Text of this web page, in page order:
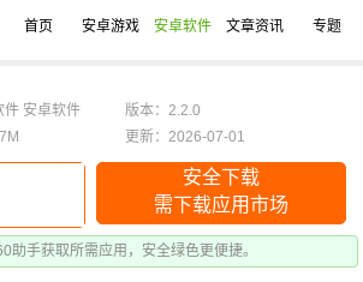
首页 安卓游戏 安卓软件 文章资讯 专题
安全下载
需下载应用市场
助手获取所需应用，安全绿色更便捷。
件 安卓软件
版本：2.2.0
更新：2026-07-01